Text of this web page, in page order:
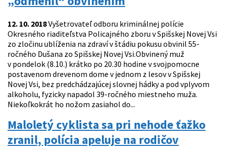
12. 10. 2018Vyšetrovateľ odboru kriminálnej polície
Okresného riaditeľstva Policajného zboru v Spišskej Novej Vsi
zo zločinu ublíženia na zdraví v štádiu pokusu obvinil 55-
ročného Dušana zo Spišskej Novej Vsi.Obvinený muž
v pondelok (8.10.) krátko po 20.30 hodine v svojpomocne
postavenom drevenom dome v jednom z lesov v Spišskej
Novej Vsi, bez predchádzajúcej slovnej hádky a pod vplyvom
alkoholu, fyzicky napadol 39-ročného miestneho muža.
Niekoľkokrát ho nožom zasiahol do...
Maloletý cyklista sa pri nehode ťažko
zranil, polícia apeluje na rodičov